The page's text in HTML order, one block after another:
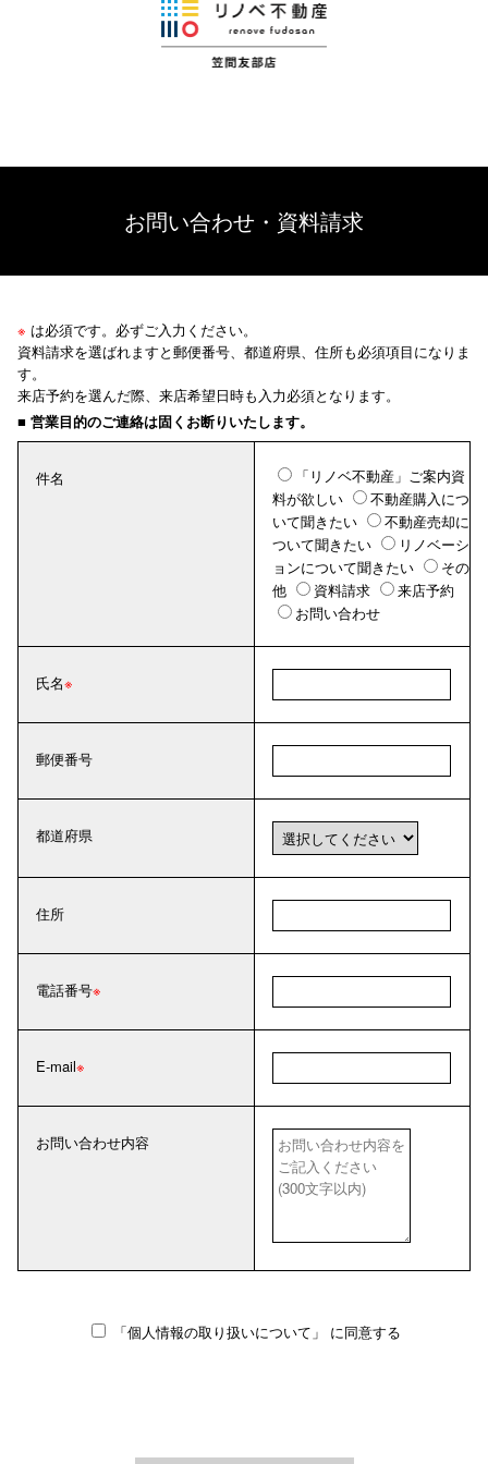
お問い合わせ・資料請求
※ は必須です。必ずご入力ください。
資料請求を選ばれますと郵便番号、都道府県、住所も必須項目になりま
す。
来店予約を選んだ際、来店希望日時も入力必須となります。
■ 営業目的のご連絡は固くお断りいたします。
件名
「リノベ不動産」ご案内資
料が欲しい
不動産購入につ
いて聞きたい
不動産売却に
ついて聞きたい
リノベーシ
ョンについて聞きたい
その
他
資料請求
来店予約
お問い合わせ
氏名
郵便番号
都道府県
住所
電話番号
E-mail
お問い合わせ内容
「個人情報の取り扱いについて」 に同意する